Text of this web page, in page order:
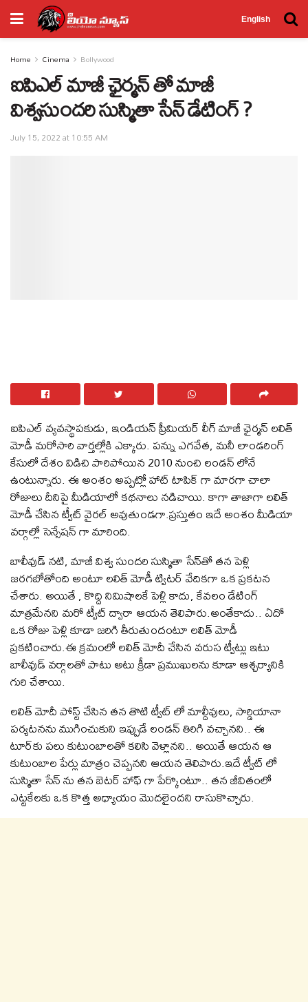
English
Home Cinema Bollywood
ఐపిఎల్ మాజీ ఛైర్మన్ తో మాజీ
విశ్వసుందరి సుస్మితా సేన్ డేటింగ్ ?
July 15, 2022 at 10:55 AM
ఐపిఎల్ వ్యవస్థాపకుడు, ఇండియన్ ప్రీమియర్ లీగ్ మాజీ ఛైర్మన్ లలిత్
మోడీ మరోసారి వార్తల్లోకి ఎక్కారు. పన్ను ఎగవేత, మనీ లాండరింగ్
కేసులో దేశం విడిచి పారిపోయిన 2010 నుంచి లండన్ లోనే
ఉంటున్నారు. ఈ అంశం అప్పట్లో హాట్ టాపిక్ గా మారగా చాలా
రోజులు దీనిపై మీడియాలో కథనాలు నడిచాయి. కాగా తాజాగా లలిత్
మోడీ చేసిన ట్వీట్ వైరల్ అవుతుండగా.ప్రస్తుతం ఇదే అంశం మీడియా
వర్గాల్లో సెన్సేషన్ గా మారింది.
బాలీవుడ్ న‌టి, మాజీ విశ్వ సుంద‌రి సుస్మితా సేన్‌తో త‌న పెళ్లి
జరగబోతోంది అంటూ ల‌లిత్ మోడీ ట్విటర్ వేదికగా ఒక ప్ర‌క‌ట‌న
చేశారు. అయితే , కొద్ది నిమిషాలకే పెళ్లి కాదు, కేవ‌లం డేటింగ్
మాత్ర‌మేన‌ని మరో ట్వీట్ ద్వారా ఆయన తెలిపారు.అంతేకాదు.. ఏదో
ఒక రోజు పెళ్లి కూడా జ‌రిగి తీరుతుందంటూ లలిత్ మోడీ
ప్ర‌క‌టించారు.ఈ క్రమంలో ల‌లిత్ మోదీ చేసిన వ‌రుస ట్వీట్లు ఇటు
బాలీవుడ్ వ‌ర్గాల‌తో పాటు అటు క్రీడా ప్ర‌ముఖుల‌ను కూడా ఆశ్చ‌ర్యానికి
గురి చేశాయి.
ల‌లిత్ మోదీ పోస్ట్ చేసిన త‌న తొటి ట్వీట్‌ లో మాల్దీవులు, సార్డియానా
ప‌ర్య‌ట‌న‌ను ముగించుకుని ఇప్పుడే లండ‌న్ తిరిగి వ‌చ్చాన‌ని.. ఈ
టూర్‌కు ప‌లు కుటుంబాల‌తో క‌లిసి వెళ్లాన‌ని.. అయితే ఆయ‌న ఆ
కుటుంబాల పేర్లు మాత్రం చెప్ప‌న‌ని ఆయన తెలిపారు.ఇదే ట్వీట్ లో
సుస్మితా సేన్‌ ను త‌న బెట‌ర్ హాఫ్ గా పేర్కొంటూ.. త‌న జీవితంలో
ఎట్ట‌కేల‌కు ఒక కొత్త అధ్యాయం మొద‌లైంద‌ని రాసుకొచ్చారు.